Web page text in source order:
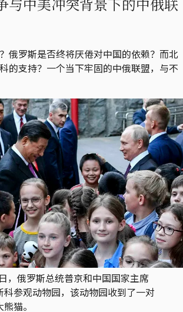
俄罗斯是否终将厌倦对中国的依赖？而北
的支持？一个当下牢固的中俄联盟，与不
，俄罗斯总统普京和中国国家主席
科参观动物园，该动物园收到了一对
猫。